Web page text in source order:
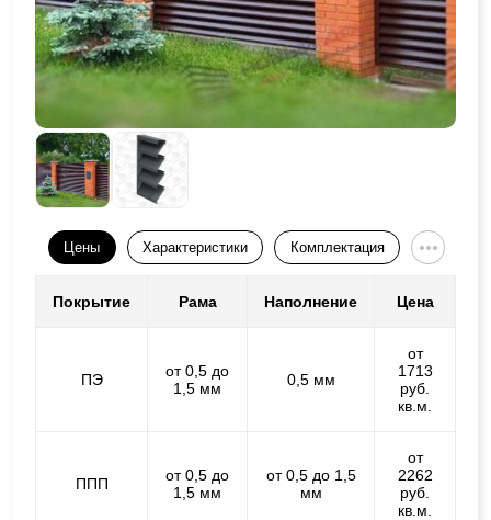
Цены Характеристики Комплектация
Покрытие Рама Наполнение Цена
ПЭ
от 0,5 до
1,5 мм
0,5 мм
от
1713
руб.
кв.м.
ППП
от 0,5 до
1,5 мм
от 0,5 до 1,5
мм
от
2262
руб.
кв.м.